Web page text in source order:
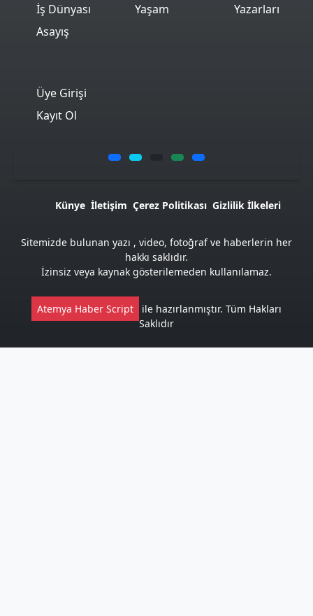
İş Dünyası
Asayış
Yaşam
Yazarları
Üye Girişi
Kayıt Ol
Künye İletişim Çerez Politikası Gizlilik İlkeleri
Sitemizde bulunan yazı , video, fotoğraf ve haberlerin her
hakkı saklıdır.
İzinsiz veya kaynak gösterilemeden kullanılamaz.
Atemya Haber Script
ile hazırlanmıştır. Tüm Hakları
Saklıdır